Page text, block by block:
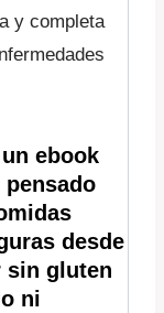
y completa
ebook
pensado
desde
sin gluten
ni